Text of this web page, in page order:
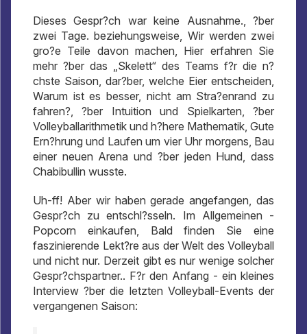
Dieses Gespr?ch war keine Ausnahme., ?ber
zwei Tage. beziehungsweise, Wir werden zwei
gro?e Teile davon machen, Hier erfahren Sie
mehr ?ber das „Skelett“ des Teams f?r die n?
chste Saison, dar?ber, welche Eier entscheiden,
Warum ist es besser, nicht am Stra?enrand zu
fahren?, ?ber Intuition und Spielkarten, ?ber
Volleyballarithmetik und h?here Mathematik, Gute
Ern?hrung und Laufen um vier Uhr morgens, Bau
einer neuen Arena und ?ber jeden Hund, dass
Chabibullin wusste.
Uh-ff! Aber wir haben gerade angefangen, das
Gespr?ch zu entschl?sseln. Im Allgemeinen -
Popcorn einkaufen, Bald finden Sie eine
faszinierende Lekt?re aus der Welt des Volleyball
und nicht nur. Derzeit gibt es nur wenige solcher
Gespr?chspartner.. F?r den Anfang - ein kleines
Interview ?ber die letzten Volleyball-Events der
vergangenen Saison: